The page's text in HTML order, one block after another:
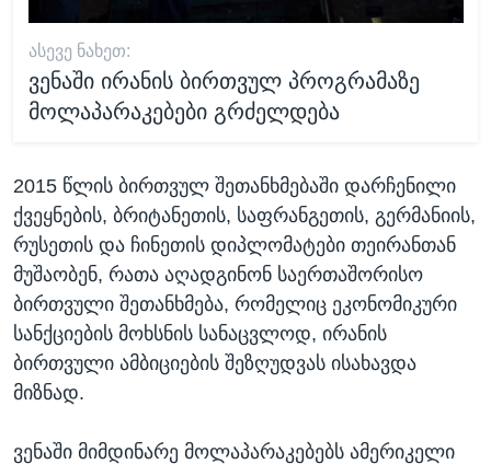
ᲐᲡᲔᲕᲔ ᲜᲐᲮᲔᲗ:
ვენაში ირანის ბირთვულ პროგრამაზე
მოლაპარაკებები გრძელდება
2015 წლის ბირთვულ შეთანხმებაში დარჩენილი
ქვეყნების, ბრიტანეთის, საფრანგეთის, გერმანიის,
რუსეთის და ჩინეთის დიპლომატები თეირანთან
მუშაობენ, რათა აღადგინონ საერთაშორისო
ბირთვული შეთანხმება, რომელიც ეკონომიკური
სანქციების მოხსნის სანაცვლოდ, ირანის
ბირთვული ამბიციების შეზღუდვას ისახავდა
მიზნად.
ვენაში მიმდინარე მოლაპარაკებებს ამერიკელი